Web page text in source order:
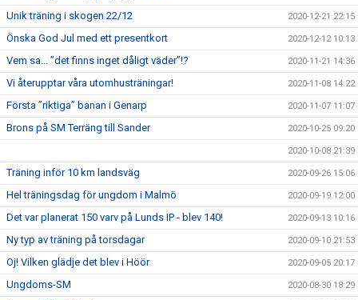
Unik träning i skogen 22/12 2020-12-21 22:15
Önska God Jul med ett presentkort 2020-12-12 10:13
Vem sa... ”det finns inget dåligt väder”!? 2020-11-21 14:36
Vi återupptar våra utomhusträningar! 2020-11-08 14:22
Första ”riktiga” banan i Genarp 2020-11-07 11:07
Brons på SM Terräng till Sander 2020-10-25 09:20
2020-10-08 21:39
Träning inför 10 km landsväg 2020-09-26 15:06
Hel träningsdag för ungdom i Malmö 2020-09-19 12:00
Det var planerat 150 varv på Lunds IP - blev 140! 2020-09-13 10:16
Ny typ av träning på torsdagar 2020-09-10 21:53
Oj! Vilken glädje det blev i Höör 2020-09-05 20:17
Ungdoms-SM 2020-08-30 18:29